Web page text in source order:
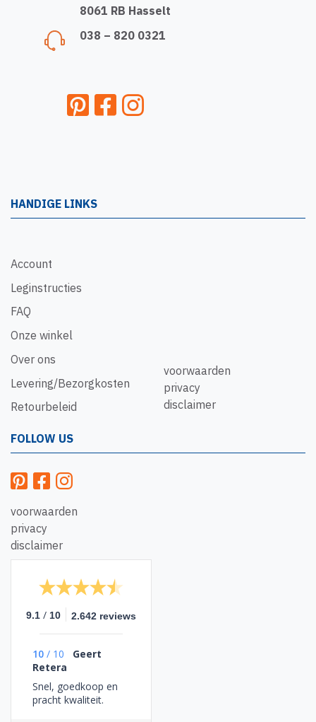
8061 RB Hasselt
038 – 820 0321
HANDIGE LINKS
Account
Leginstructies
FAQ
Onze winkel
Over ons
Levering/Bezorgkosten
Retourbeleid
voorwaarden
privacy
disclaimer
FOLLOW US
voorwaarden
privacy
disclaimer
9.1 / 10 2.642 reviews
10 / 10
Geert
Retera
Snel, goedkoop en
pracht kwaliteit.